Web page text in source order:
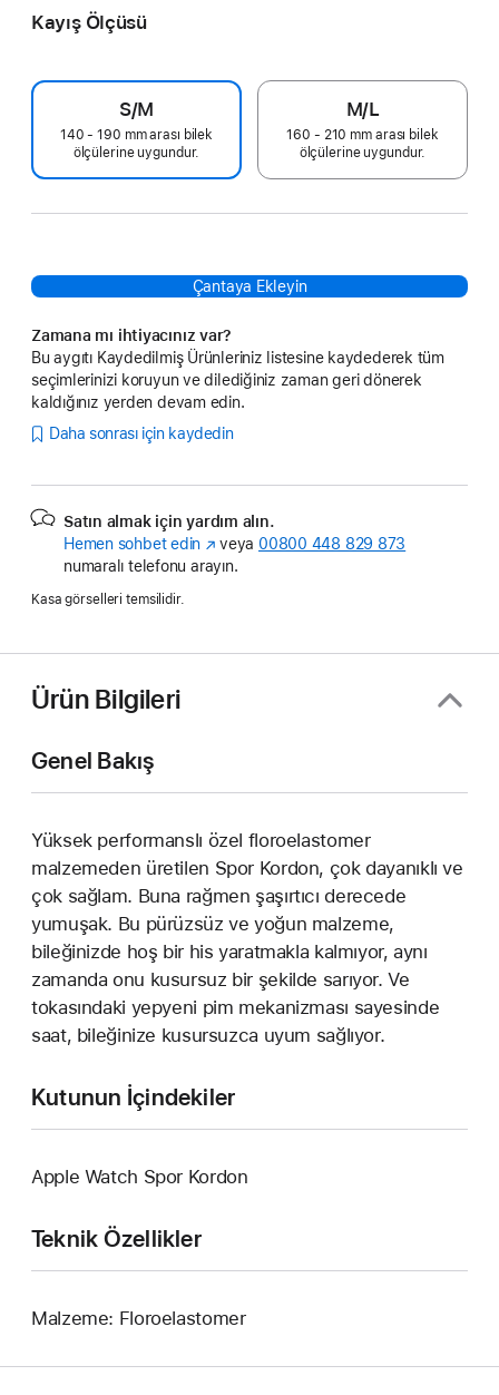
Kayış Ölçüsü
S/M
140 - 190 mm arası bilek
ölçülerine uygundur.
M/L
160 - 210 mm arası bilek
ölçülerine uygundur.
Çantaya Ekleyin
Zamana mı ihtiyacınız var?
Bu aygıtı Kaydedilmiş Ürünleriniz listesine kaydederek tüm
seçimlerinizi koruyun ve dilediğiniz zaman geri dönerek
kaldığınız yerden devam edin.
Daha sonrası için kaydedin
Satın almak için yardım alın.
Hemen sohbet edin (Yeni
pencerede
veya 00800 448 829 873
numaralı telefonu arayın.
Kasa görselleri temsilidir.
Ürün Bilgileri
Genel Bakış
Yüksek performanslı özel floroelastomer
malzemeden üretilen Spor Kordon, çok dayanıklı ve
çok sağlam. Buna rağmen şaşırtıcı derecede
yumuşak. Bu pürüzsüz ve yoğun malzeme,
bileğinizde hoş bir his yaratmakla kalmıyor, aynı
zamanda onu kusursuz bir şekilde sarıyor. Ve
tokasındaki yepyeni pim mekanizması sayesinde
saat, bileğinize kusursuzca uyum sağlıyor.
Kutunun İçindekiler
Apple Watch Spor Kordon
Teknik Özellikler
Malzeme: Floroelastomer